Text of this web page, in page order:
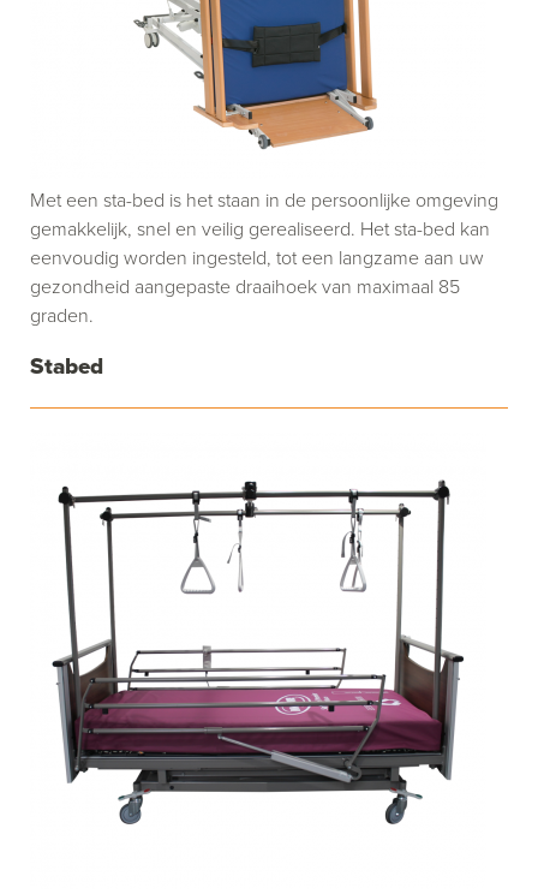
Stabed
Met een sta-bed is het staan in de persoonlijke omgeving
gemakkelijk, snel en veilig gerealiseerd. Het sta-bed kan
eenvoudig worden ingesteld, tot een langzame aan uw
gezondheid aangepaste draaihoek van maximaal 85
graden.